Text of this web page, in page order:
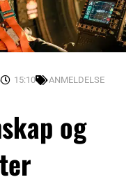
15:10 ANMELDELSE
og